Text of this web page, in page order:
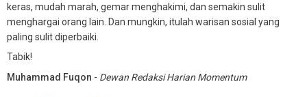
keras, mudah marah, gemar menghakimi, dan semakin sulit
menghargai orang lain. Dan mungkin, itulah warisan sosial yang
paling sulit diperbaiki.
Tabik!
Muhammad Fuqon - Dewan Redaksi Harian Momentum